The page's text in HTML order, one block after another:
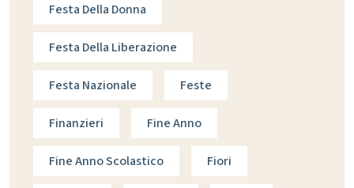
Festa Della Donna
Festa Della Liberazione
Festa Nazionale Feste
Finanzieri Fine Anno
Fine Anno Scolastico Fiori